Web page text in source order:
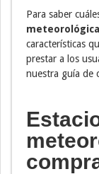
Para saber
características
prestar a los
nuestra guía de